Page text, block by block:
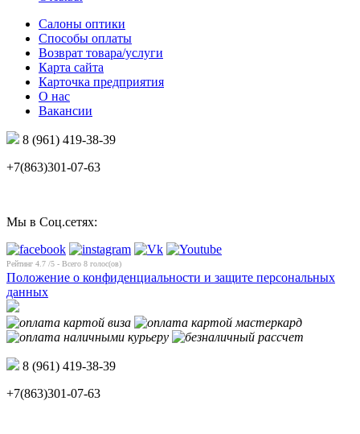
Салоны оптики
Способы оплаты
Возврат товара/услуги
Карта сайта
Карточка предприятия
О нас
Вакансии
8 (961) 419-38-39
+7(863)301-07-63
Мы в Соц.сетях:
Рейтинг 4.7 /5 - Всего 8 голос(ов)
Положение о конфиденциальности и защите персональных
данных
8 (961) 419-38-39
+7(863)301-07-63